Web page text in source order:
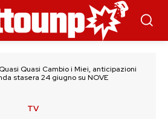
Quasi Quasi Cambio i Miei, anticipazioni
stasera 24 giugno su NOVE
TV